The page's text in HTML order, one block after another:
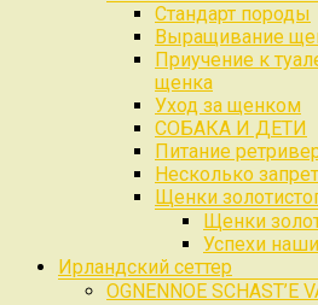
Стандарт породы
Выращивание
Приучение к
щенка
Уход за щенком
СОБАКА И ДЕТИ
Питание
Несколько
Щенки
Щенки
Успехи
Ирландский сеттер
OGNENNOE SCHAST’E